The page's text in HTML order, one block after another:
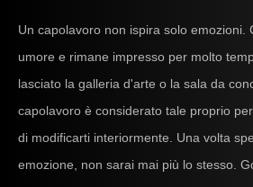
Un capolavoro non ispira solo emozioni.
umore e rimane impresso per molto
lasciato la galleria d'arte o la sala da
capolavoro è considerato tale proprio
di modificarti interiormente. Una volta
emozione, non sarai mai più lo stesso.